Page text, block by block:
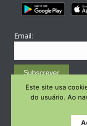
Email:
Subscrever
Email Marketing by E-
Este site usa
do usuário. Ao